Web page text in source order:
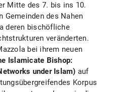
Mitte des 7. bis ins 10.
Gemeinden des Nahen
deren bischöfliche
veränderten.
bei ihrem neuen
Islamicate Bishop:
under Islam) auf
Korpus